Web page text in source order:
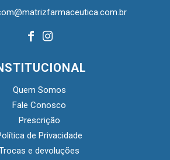
Quem Somos
Fale Conosco
Prescrição
de Privacidade
e devoluções